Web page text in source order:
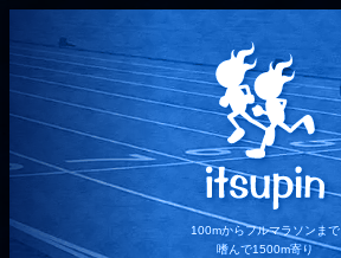
100mからフルマラソンまで
嗜んで1500m寄り